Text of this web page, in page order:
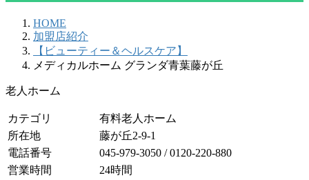
HOME
加盟店紹介
【ビューティー＆ヘルスケア】
メディカルホーム グランダ青葉藤が丘
老人ホーム
カテゴリ
有料老人ホーム
所在地
藤が丘2-9-1
電話番号
045-979-3050 / 0120-220-880
営業時間
24時間